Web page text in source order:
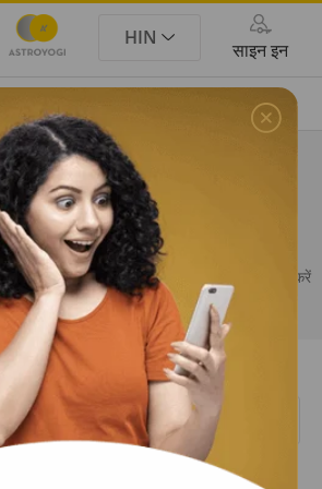
HIN
साइन इन
करने के लिये ये 3 आसान से स्टैप पूरे करें
कृपया वैलेट रिचार्ज
करें
कॉल के लिए
क्लिक करें
On Chat Available